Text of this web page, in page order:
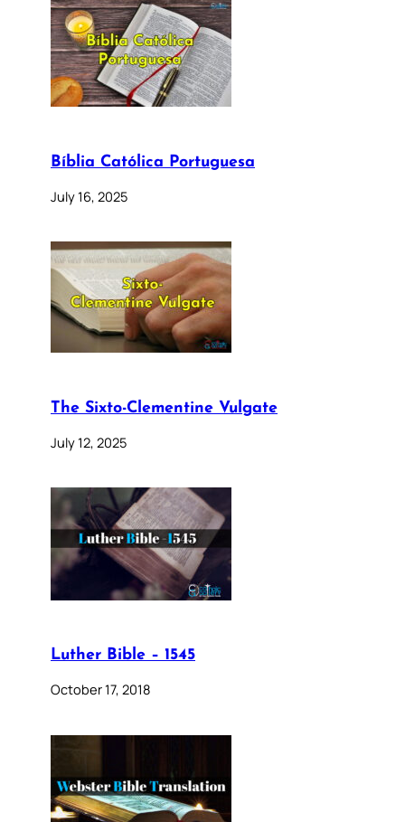
Bíblia Católica Portuguesa
July 16, 2025
The Sixto-Clementine Vulgate
July 12, 2025
Luther Bible – 1545
October 17, 2018